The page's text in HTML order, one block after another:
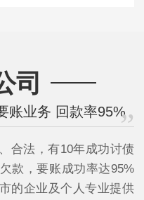
司
账业务 回款率95%
合法，有10年成功讨债
款，要账成功率达95%
的企业及个人专业提供